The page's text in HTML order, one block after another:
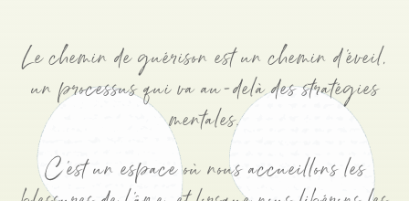
Le chemin de guérison est un chemin d'éveil,
un processus qui va au-delà des stratégies
mentales.
C'est un espace où nous accueillons les